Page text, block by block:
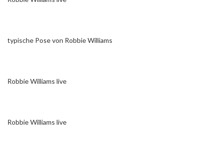
typische Pose von Robbie Williams
Robbie Williams live
Robbie Williams live